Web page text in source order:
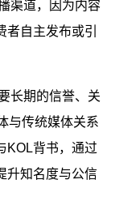
渠道，因为内容
自主发布或引
长期的信誉、关
与传统媒体关系
KOL背书，通过
升知名度与公信